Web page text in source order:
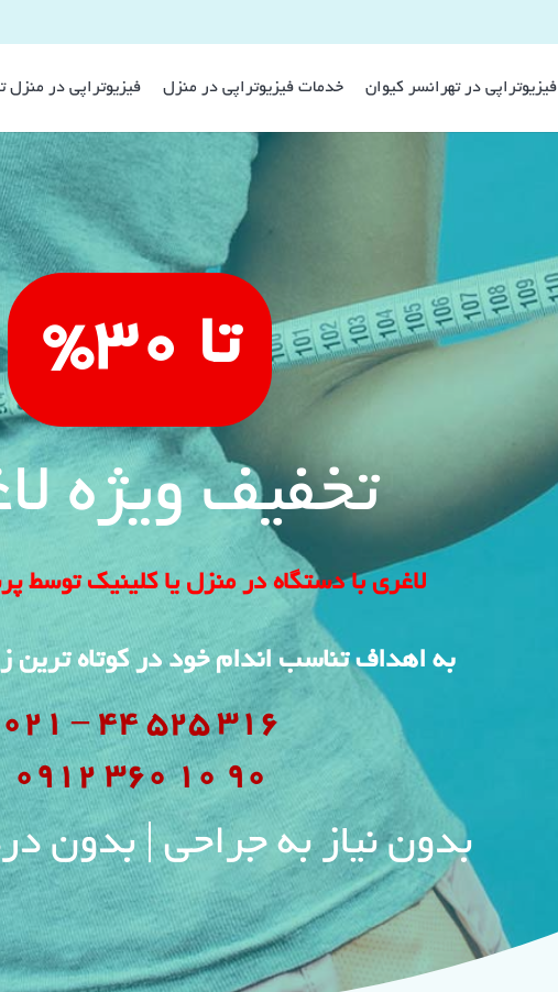
فیزیوتراپی در تهرانسر کیوان خدمات فیزیوتراپی در منزل فیزیوتراپی در منزل
تا 30%
تخفیف ویژه
لاغری با دستگاه در منزل یا کلینیک توسط
به اهداف تناسب اندام خود در کوتاه ترین
316 525 44 – 021
90 10 360 0912
بدون نیاز به جراحی | بدون